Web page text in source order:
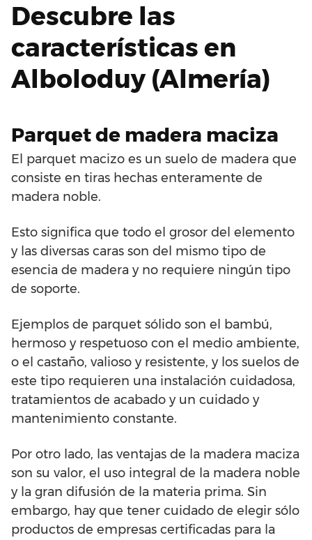
Descubre las
características en
Alboloduy (Almería)
Parquet de madera maciza
El parquet macizo es un suelo de madera que
consiste en tiras hechas enteramente de
madera noble.
Esto significa que todo el grosor del elemento
y las diversas caras son del mismo tipo de
esencia de madera y no requiere ningún tipo
de soporte.
Ejemplos de parquet sólido son el bambú,
hermoso y respetuoso con el medio ambiente,
o el castaño, valioso y resistente, y los suelos de
este tipo requieren una instalación cuidadosa,
tratamientos de acabado y un cuidado y
mantenimiento constante.
Por otro lado, las ventajas de la madera maciza
son su valor, el uso integral de la madera noble
y la gran difusión de la materia prima. Sin
embargo, hay que tener cuidado de elegir sólo
productos de empresas certificadas para la